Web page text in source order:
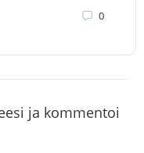
0
ja kommentoi